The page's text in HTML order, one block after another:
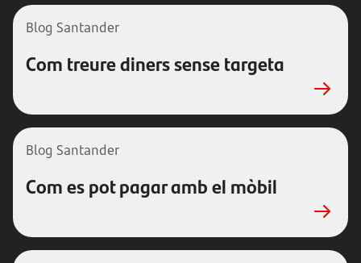
Blog Santander
Com treure diners sense targeta
Blog Santander
Com es pot pagar amb el mòbil